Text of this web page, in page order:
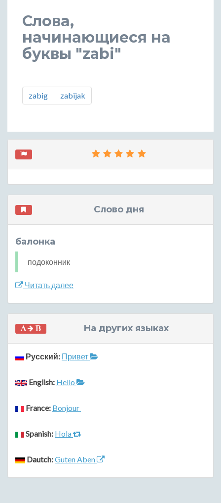
Слова,
начинающиеся на
буквы "zabi"
zabig zabijak
Слово дня
балонка
подоконник
Читать далее
На других языках
Русский: Привет
English: Hello
France: Bonjour
Spanish: Hola
Dautch:Guten Aben